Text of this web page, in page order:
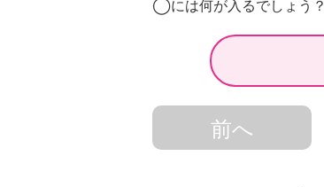
には何が入るでしょう？
前へ